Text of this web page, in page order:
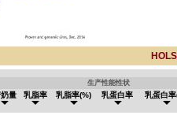
生产性能性状
奶量 乳脂率 乳脂率(%) 乳蛋白率 乳蛋白